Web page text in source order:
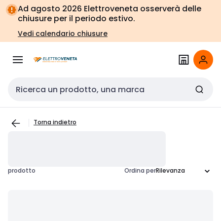
Vai alla
navigazione
Vai
alla
pagina
Ad agosto 2026 Elettroveneta osserverà delle
chiusure per il periodo estivo.
Vedi calendario chiusure
Cerca input
Torna indietro
prodotto Ordina per